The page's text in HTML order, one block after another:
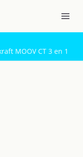
MOOV CT 3 en 1